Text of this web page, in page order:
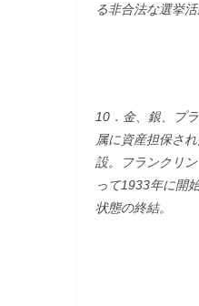
る非合法な選挙活
10．金、銀、プ
属に資産担保さ
設。フランクリ
って1933年に開
状態の終結。